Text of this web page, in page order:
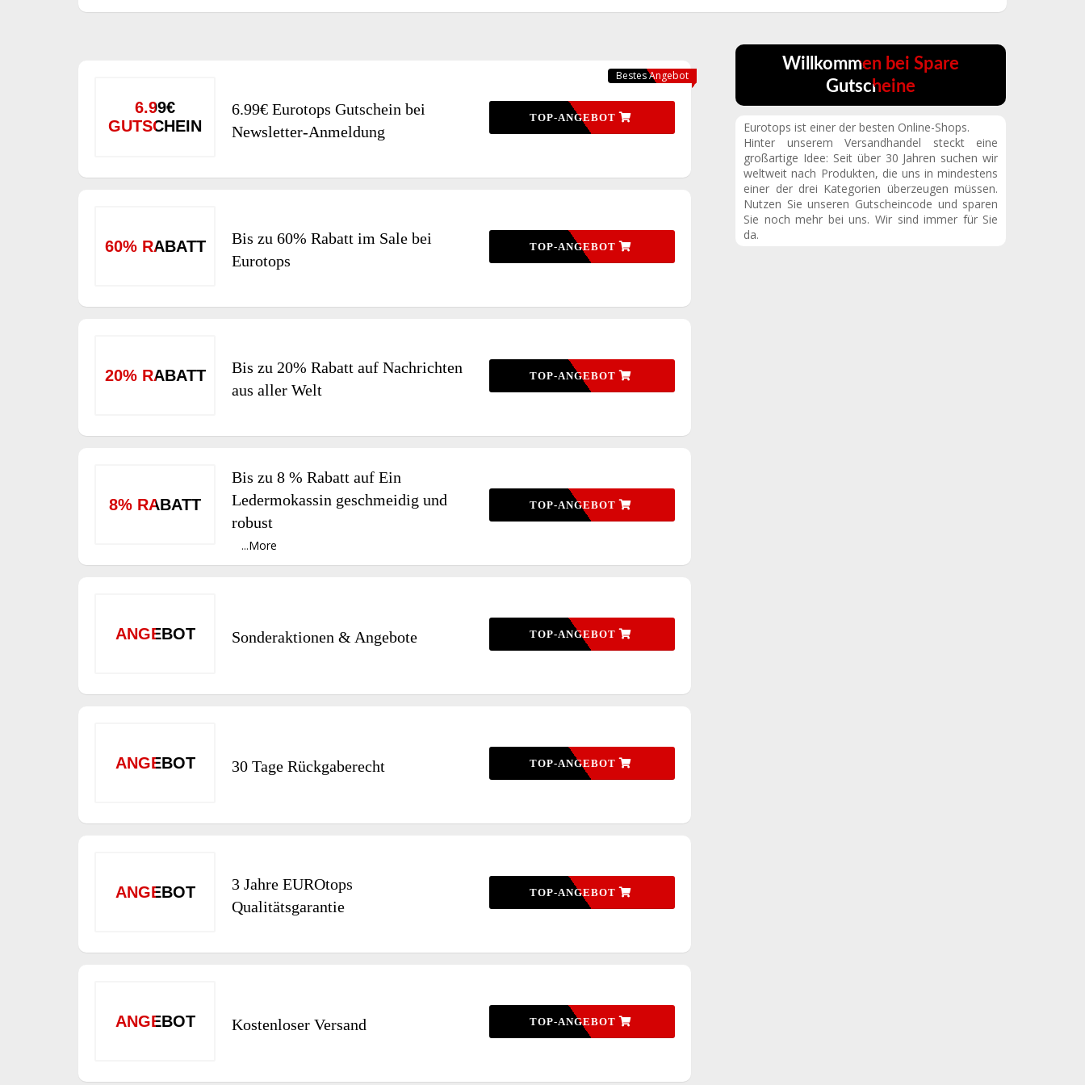
6.99€
GUTSCHEIN
6.99€ Eurotops Gutschein bei
Newsletter-Anmeldung
TOP-ANGEBOT
Bestes Angebot
60% RABATT
Bis zu 60% Rabatt im Sale bei
Eurotops
TOP-ANGEBOT
20% RABATT
Bis zu 20% Rabatt auf Nachrichten
aus aller Welt
TOP-ANGEBOT
8% RABATT
Bis zu 8 % Rabatt auf Ein
Ledermokassin geschmeidig und
robust
...More
TOP-ANGEBOT
ANGEBOT Sonderaktionen & Angebote TOP-ANGEBOT
ANGEBOT 30 Tage Rückgaberecht TOP-ANGEBOT
ANGEBOT
3 Jahre EUROtops
Qualitätsgarantie
TOP-ANGEBOT
ANGEBOT Kostenloser Versand TOP-ANGEBOT
Willkommen bei Spare
Gutscheine
Eurotops ist einer der besten Online-Shops.
Hinter unserem Versandhandel steckt eine
großartige Idee: Seit über 30 Jahren suchen wir
weltweit nach Produkten, die uns in mindestens
einer der drei Kategorien überzeugen müssen.
Nutzen Sie unseren Gutscheincode und sparen
Sie noch mehr bei uns. Wir sind immer für Sie
da.